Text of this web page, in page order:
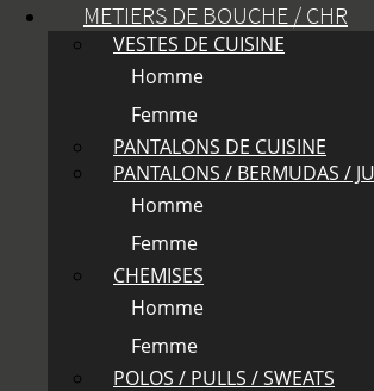
METIERS DE BOUCHE / CHR
VESTES DE CUISINE
Homme
Femme
PANTALONS DE CUISINE
PANTALONS / BERMUDAS /
Homme
Femme
CHEMISES
Homme
Femme
POLOS / PULLS / SWEATS